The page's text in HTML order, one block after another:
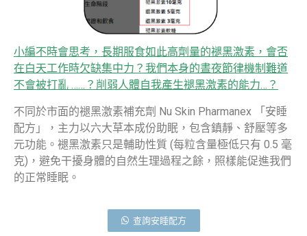
小編不時會思考，長期服食如此高劑量的褪黑激素，會否
在白天工作時欠缺集中力？我們本身的晝夜節律機制難道
不會被打亂 ……？削弱人體自我產生褪黑激素的能力…？
不同於市面的褪黑激素補充劑 Nu Skin Pharmanex 「安睡
配方」，主力以六大草本成份助眠，包含鎮靜、舒壓等多
元功能。褪黑激素只是輔助性質 (每粒含量極低只有 0.5 毫
克)，避免干擾身體的自然生理過程之餘，照樣能促進我們
的正常睡眠。
查詢安睡配方